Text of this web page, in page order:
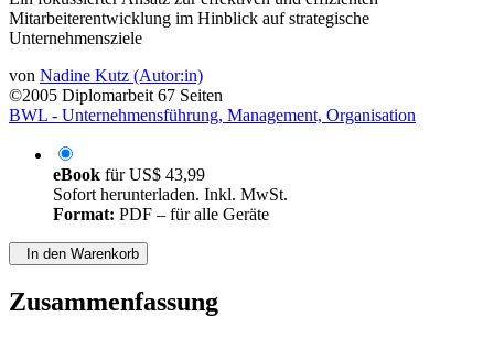
Mitarbeiterentwicklung im Hinblick auf strategische
Unternehmensziele
von Nadine Kutz (Autor:in)
©2005 Diplomarbeit 67 Seiten
BWL - Unternehmensführung, Management, Organisation
eBook fürUS$ 43,99
Sofort herunterladen. Inkl. MwSt.
Format: PDF – für alle Geräte
In den Warenkorb
Zusammenfassung